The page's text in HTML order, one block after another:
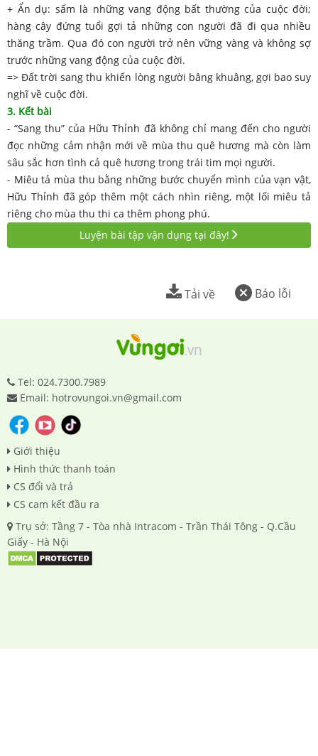
+ Ẩn dụ: sấm là những vang động bất thường của cuộc đời;
hàng cây đứng tuổi gợi tả những con người đã đi qua nhiều
thăng trầm. Qua đó con người trở nên vững vàng và không sợ
trước những vang động của cuộc đời.
=> Đất trời sang thu khiến lòng người bâng khuâng, gợi bao suy
nghĩ về cuộc đời.
3. Kết bài
- “Sang thu” của Hữu Thỉnh đã không chỉ mang đến cho người
đọc những cảm nhận mới về mùa thu quê hương mà còn làm
sâu sắc hơn tình cả quê hương trong trái tim mọi người.
- Miêu tả mùa thu bằng những bước chuyển mình của vạn vật,
Hữu Thỉnh đã góp thêm một cách nhìn riêng, một lối miêu tả
riêng cho mùa thu thi ca thêm phong phú.
Luyện bài tập vận dụng tại đây!
Báo lỗi
Tải về
Tel: 024.7300.7989
Email: hotrovungoi.vn@gmail.com
Giới thiệu
Hình thức thanh toán
CS đổi và trả
CS cam kết đầu ra
Trụ sở: Tầng 7 - Tòa nhà Intracom - Trần Thái Tông - Q.Cầu
Giấy - Hà Nội